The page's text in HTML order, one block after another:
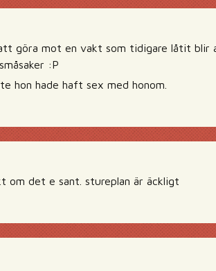
göra mot en vakt som tidigare låtit blir
:P
hon hade haft sex med honom.
om det e sant. stureplan är äckligt